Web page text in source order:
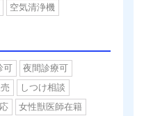
空気清浄機
可
夜間診療可
しつけ相談
女性獣医師在籍